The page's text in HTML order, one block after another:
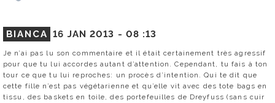
BIANCA 16 JAN 2013 - 08 :13
Je n’ai pas lu son commentaire et il était certainement très agressif
pour que tu lui accordes autant d’attention. Cependant, tu fais à ton
tour ce que tu lui reproches: un procès d’intention. Qui te dit que
cette fille n’est pas végétarienne et qu’elle vit avec des tote bags en
tissu, des baskets en toile, des portefeuilles de Dreyfuss (sans cuir